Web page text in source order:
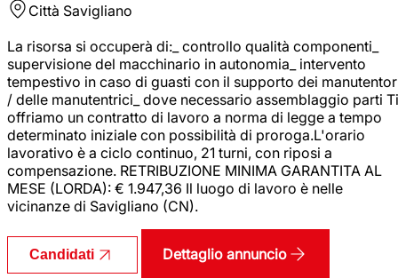
Città Savigliano
La risorsa si occuperà di:_ controllo qualità componenti_
supervisione del macchinario in autonomia_ intervento
tempestivo in caso di guasti con il supporto dei
/ delle manutentrici_ dove necessario assemblaggio parti Ti
offriamo un contratto di lavoro a norma di legge a tempo
determinato iniziale con possibilità di proroga.L'orario
lavorativo è a ciclo continuo, 21 turni, con riposi a
compensazione. RETRIBUZIONE MINIMA GARANTITA AL
MESE (LORDA): € 1.947,36 Il luogo di lavoro è nelle
vicinanze di Savigliano (CN).
Candidati Dettaglio annuncio